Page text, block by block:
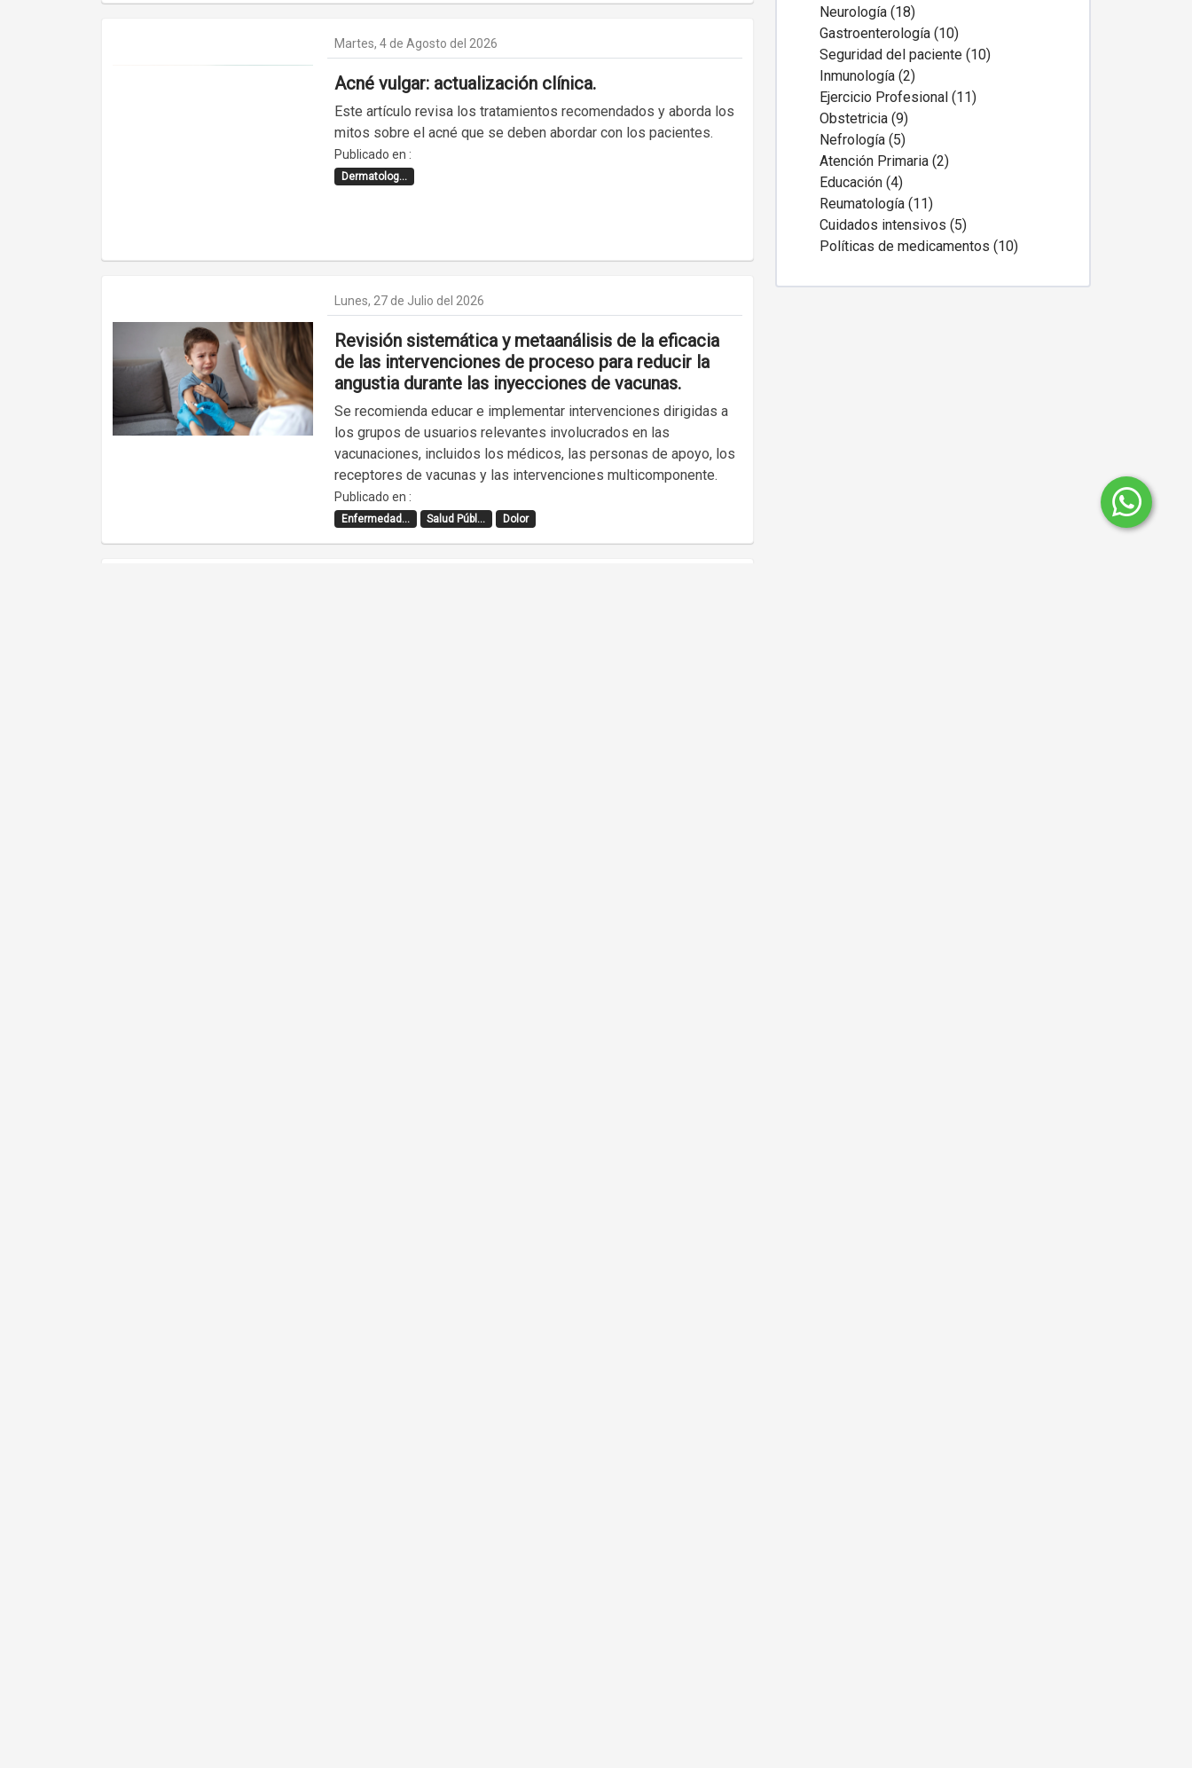
Martes, 4 de Agosto del 2026
Acné vulgar: actualización clínica.
Este artículo revisa los tratamientos recomendados y aborda los
mitos sobre el acné que se deben abordar con los pacientes.
Publicado en :
Dermatolog...
Lunes, 27 de Julio del 2026
Revisión sistemática y metaanálisis de la eficacia
de las intervenciones de proceso para reducir la
angustia durante las inyecciones de vacunas.
Se recomienda educar e implementar intervenciones dirigidas a
los grupos de usuarios relevantes involucrados en las
vacunaciones, incluidos los médicos, las personas de apoyo, los
receptores de vacunas y las intervenciones multicomponente.
Publicado en :
Enfermedad... Salud Públ... Dolor
Neurología (18)
Gastroenterología (10)
Seguridad del paciente (10)
Inmunología (2)
Ejercicio Profesional (11)
Obstetricia (9)
Nefrología (5)
Atención Primaria (2)
Educación (4)
Reumatología (11)
Cuidados intensivos (5)
Políticas de medicamentos (10)